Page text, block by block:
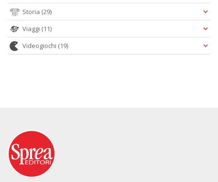
Storia (29)
Viaggi (11)
Videogiochi (19)